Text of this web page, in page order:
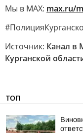
Мы в MAX: max.ru/
Источник: Канал в
Курганской
ТОП